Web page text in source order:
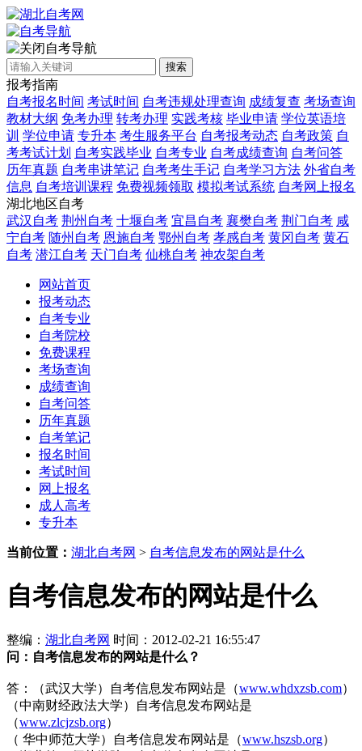
自考导航
搜索
报考指南
自考报名时间 考试时间 自考违规处理查询 成绩复查 考场查询
教材大纲 免考办理 转考办理 实践考核 毕业申请 学位英语培
训 学位申请 专升本 考生服务平台 自考报考动态 自考政策 自
考考试计划 自考实践毕业 自考专业 自考成绩查询 自考问答
历年真题 自考串讲笔记 自考考生手记 自考学习方法 外省自考
信息 自考培训课程 免费视频领取 模拟考试系统 自考网上报名
湖北地区自考
武汉自考 荆州自考 十堰自考 宜昌自考 襄樊自考 荆门自考 咸
宁自考 随州自考 恩施自考 鄂州自考 孝感自考 黄冈自考 黄石
自考 潜江自考 天门自考 仙桃自考 神农架自考
网站首页
报考动态
自考专业
自考院校
免费课程
考场查询
成绩查询
自考问答
历年真题
自考笔记
报名时间
考试时间
网上报名
成人高考
专升本
当前位置： 湖北自考网 > 自考信息发布的网站是什么
自考信息发布的网站是什么
整编： 湖北自考网 时间：2012-02-21 16:55:47
问： 自考信息发布的网站是什么？
答：（武汉大学）自考信息发布网站是（www.whdxzsb.com）
（中南财经政法大学）自考信息发布网站是
（www.zlcjzsb.org）
（ 华中师范大学）自考信息发布网站是（www.hszsb.org）